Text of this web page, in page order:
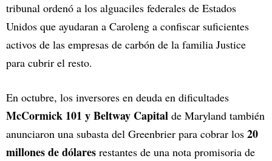
tribunal ordenó a los alguaciles federales de Estados
Unidos que ayudaran a Caroleng a confiscar suficientes
activos de las empresas de carbón de la familia Justice
para cubrir el resto.
En octubre, los inversores en deuda en dificultades
McCormick 101 y Beltway Capital de Maryland también
anunciaron una subasta del Greenbrier para cobrar los 20
millones de dólares restantes de una nota promisoria de